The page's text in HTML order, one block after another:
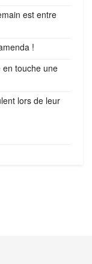
est entre
!
en touche une
lors de leur